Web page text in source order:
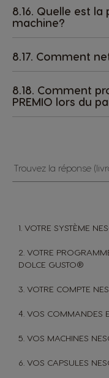
8.16. Quelle est
machine?
8.17. Comment
8.18. Comment
PREMIO lors du
la
réponse
1. VOTRE SYSTÈME
2. VOTRE
DOLCE GUSTO®
3. VOTRE COMPTE
4. VOS COMMANDES
5. VOS MACHINES
6. VOS CAPSULES